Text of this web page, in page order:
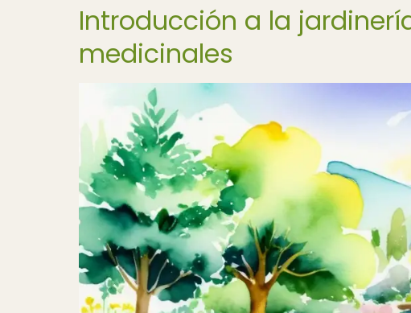
Introducción a la
medicinales